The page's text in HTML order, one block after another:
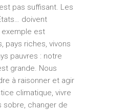
pas suffisant. Les
doivent
exemple est
pays riches, vivons
pauvres : notre
grande. Nous
à raisonner et agir
climatique, vivre
sobre, changer de